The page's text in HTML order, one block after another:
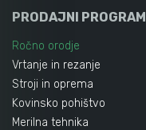
PRODAJNI PROGRAM
Ročno orodje
Vrtanje in rezanje
Stroji in oprema
Kovinsko pohištvo
Merilna tehnika